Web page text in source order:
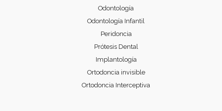
Odontología
Odontología Infantil
Peridoncia
Prótesis Dental
Implantología
Ortodoncia invisible
Ortodoncia Interceptiva